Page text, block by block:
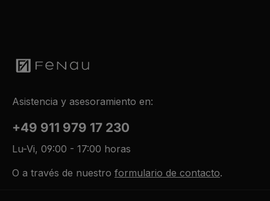
Asistencia y asesoramiento en:
+49 911 979 17 230
Lu-Vi, 09:00 - 17:00 horas
O a través de nuestro formulario de contacto.